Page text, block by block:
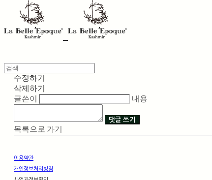
수정하기
삭제하기
글쓴이
내용
댓글 쓰기
목록으로 가기
이용약관
개인정보처리방침